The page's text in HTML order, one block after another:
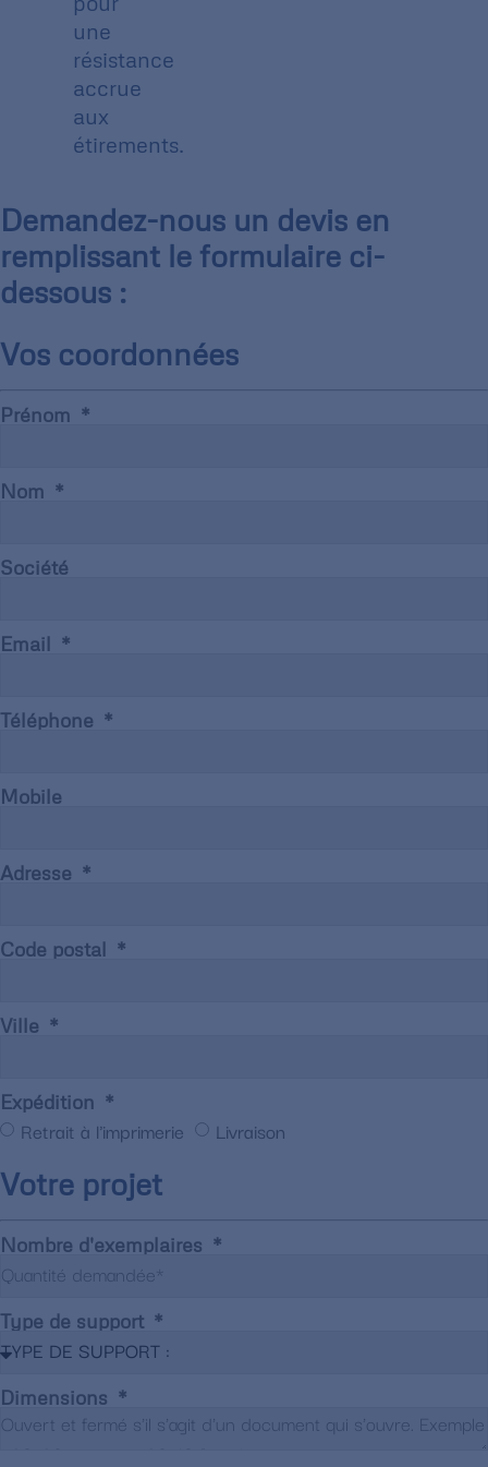
une
résistance
accrue
aux
étirements.
Demandez-nous un devis en
remplissant le formulaire ci-
dessous :
Vos coordonnées
Prénom
Nom
Société
Email
Téléphone
Mobile
Adresse
Code postal
Ville
Expédition
Retrait à l'imprimerie Livraison
Votre projet
Nombre d'exemplaires
Type de support
Dimensions